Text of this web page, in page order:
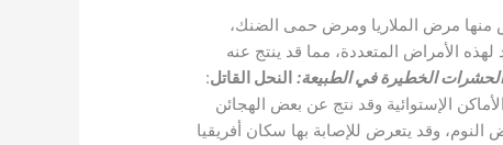
منها مرض الملاريا ومرض حمى الضنك،
الأمراض المتعددة، مما قد ينتج عنه
الحشرات الخطيرة في الطبيعة: النحل القاتل:
الإستوائية وقد نتج عن بعض الهجائن
النوم، وقد يتعرض للإصابة بها سكان أفريقيا